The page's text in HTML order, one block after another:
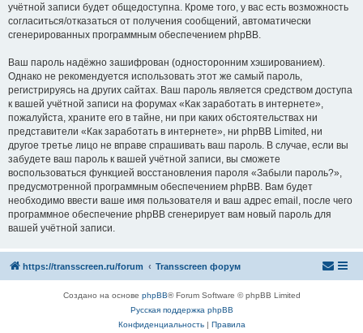
учётной записи будет общедоступна. Кроме того, у вас есть возможность
согласиться/отказаться от получения сообщений, автоматически
сгенерированных программным обеспечением phpBB.
Ваш пароль надёжно зашифрован (односторонним хэшированием).
Однако не рекомендуется использовать этот же самый пароль,
регистрируясь на других сайтах. Ваш пароль является средством доступа
к вашей учётной записи на форумах «Как заработать в интернете»,
пожалуйста, храните его в тайне, ни при каких обстоятельствах ни
представители «Как заработать в интернете», ни phpBB Limited, ни
другое третье лицо не вправе спрашивать ваш пароль. В случае, если вы
забудете ваш пароль к вашей учётной записи, вы сможете
воспользоваться функцией восстановления пароля «Забыли пароль?»,
предусмотренной программным обеспечением phpBB. Вам будет
необходимо ввести ваше имя пользователя и ваш адрес email, после чего
программное обеспечение phpBB сгенерирует вам новый пароль для
вашей учётной записи.
https://transscreen.ru/forum Transscreen форум
Создано на основе phpBB® Forum Software © phpBB Limited
Русская поддержка phpBB
Конфиденциальность| Правила